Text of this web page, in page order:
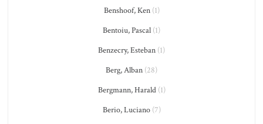
Benshoof, Ken(1)
Bentoiu, Pascal (1)
Benzecry, Esteban (1)
Berg, Alban (28)
Bergmann, Harald(1)
Berio, Luciano(7)